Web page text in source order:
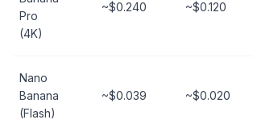
Pro
(4K)
~$0.240 ~$0.120
Nano
Banana
(Flash)
~$0.039 ~$0.020